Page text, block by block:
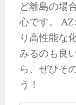
ど離島の場
心です。
り高性能な
みるのも良
ら、ぜひそ
う！